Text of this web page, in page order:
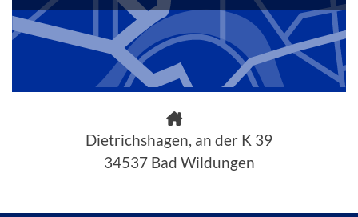
Dietrichshagen, an der K 39
34537 Bad Wildungen